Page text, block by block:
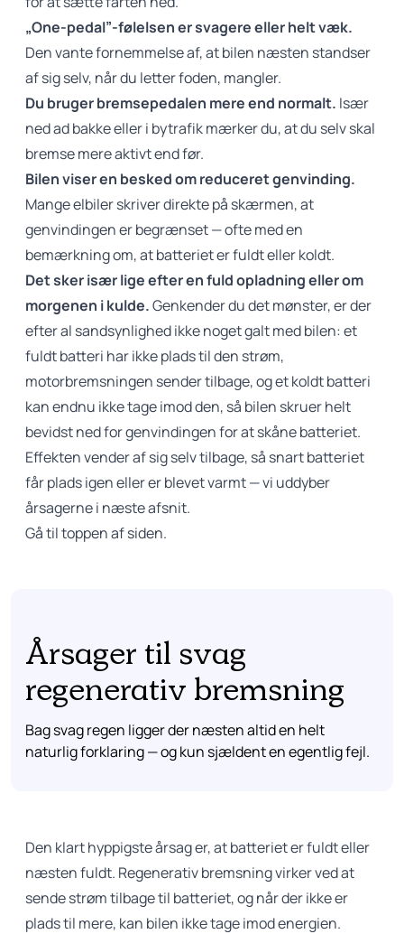
„One-pedal”-følelsen er svagere eller helt væk.
Den vante fornemmelse af, at bilen næsten standser
af sig selv, når du letter foden, mangler.
Du bruger bremsepedalen mere end normalt. Især
ned ad bakke eller i bytrafik mærker du, at du selv skal
bremse mere aktivt end før.
Bilen viser en besked om reduceret genvinding.
Mange elbiler skriver direkte på skærmen, at
genvindingen er begrænset — ofte med en
bemærkning om, at batteriet er fuldt eller koldt.
Det sker især lige efter en fuld opladning eller om
morgenen i kulde.Genkender du det mønster, er der
efter al sandsynlighed ikke noget galt med bilen: et
fuldt batteri har ikke plads til den strøm,
motorbremsningen sender tilbage, og et koldt batteri
kan endnu ikke tage imod den, så bilen skruer helt
bevidst ned for genvindingen for at skåne batteriet.
Effekten vender af sig selv tilbage, så snart batteriet
får plads igen eller er blevet varmt — vi uddyber
årsagerne i næste afsnit.
Gå til toppen af siden.
Årsager til svag
regenerativ bremsning
Bag svag regen ligger der næsten altid en helt
naturlig forklaring — og kun sjældent en egentlig fejl.
Den klart hyppigste årsag er, at batteriet er fuldt eller
næsten fuldt. Regenerativ bremsning virker ved at
sende strøm tilbage til batteriet, og når der ikke er
plads til mere, kan bilen ikke tage imod energien.